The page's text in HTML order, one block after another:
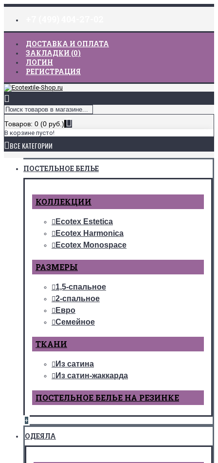
ДОСТАВКА И ОПЛАТА
ЗАКЛАДКИ (0)
ЛОГИН
РЕГИСТРАЦИЯ
Товаров: 0 (0 руб.)
В корзине пусто!
ВСЕ КАТЕГОРИИ
ПОСТЕЛЬНОЕ БЕЛЬЕ
КОЛЛЕКЦИИ
Ecotex Estetica
Ecotex Harmonica
Ecotex Monospace
РАЗМЕРЫ
1,5-спальное
2-спальное
Евро
Семейное
ТКАНИ
Из сатина
Из сатин-жаккарда
ПОСТЕЛЬНОЕ БЕЛЬЕ НА РЕЗИНКЕ
+
ОДЕЯЛА